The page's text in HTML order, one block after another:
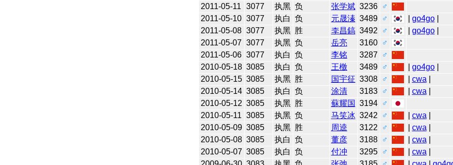
2011-05-11
3077 执黑 负 张学斌 3236
♂
2011-05-10 3077 执白 负 元晟溱 3489 ♂ go4go|
2011-05-08 3077 执黑 胜 李昌鎬 3492 ♂ go4go|
2011-05-07 3077 执黑 负 岳亮 3160
♂
2011-05-06 3077 执白 负 李铭 3287
♂
2010-05-18 3085 执白 负 王檄 3489 ♂ go4go|
2010-05-15 3085 执黑 胜 国宇征 3308 ♂ cwa
2010-05-14 3085 执白 负 涂清 3183 ♂ cwa
2010-05-12 3085 执黑 胜 蘇耀国 3194
♂
2010-05-11 3085 执黑 负 马笑冰 3242 ♂ cwa
2010-05-09 3085 执黑 胜 周逵 3122 ♂ cwa
2010-05-08 3085 执白 负 董彦 3188 ♂ cwa
2010-05-07 3085 执白 负 付冲 3295 ♂ cwa